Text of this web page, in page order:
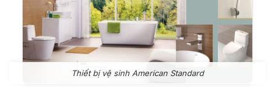
Thiết bị vệ sinh American Standard